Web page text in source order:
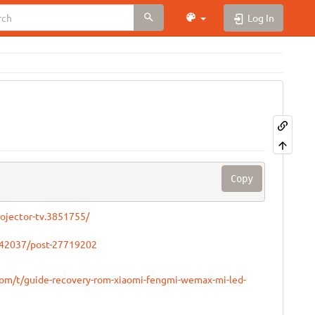
Log In
Copy
tv.3851755/
post-27719202
t/guide-recovery-rom-xiaomi-fengmi-wemax-mi-led-